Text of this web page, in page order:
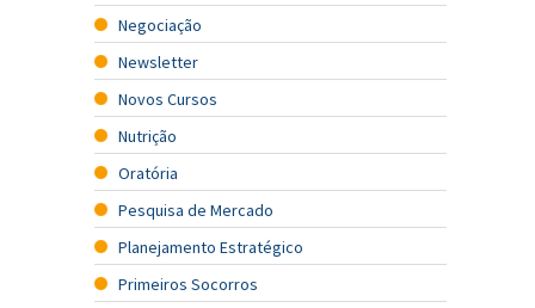
Negociação
Newsletter
Novos Cursos
Nutrição
Oratória
Pesquisa de Mercado
Planejamento Estratégico
Primeiros Socorros